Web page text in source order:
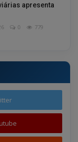
apresenta
0 779